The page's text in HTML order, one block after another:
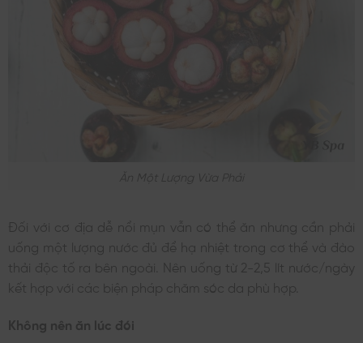
Ăn Một Lượng Vừa Phải
Đối với cơ địa dễ nổi mụn vẫn có thể ăn nhưng cần phải
uống một lượng nước đủ để hạ nhiệt trong cơ thể và đào
thải độc tố ra bên ngoài. Nên uống từ 2-2,5 lít nước/ngày
kết hợp với các biện pháp chăm sóc da phù hợp.
Không nên ăn lúc đói